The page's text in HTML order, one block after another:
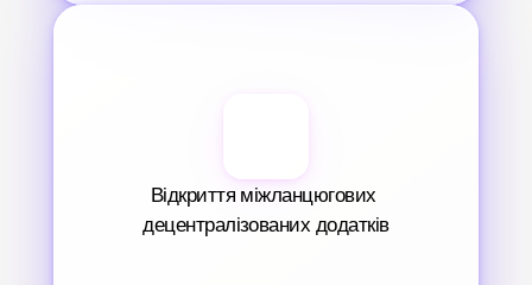
Відкриття міжланцюгових
децентралізованих додатків